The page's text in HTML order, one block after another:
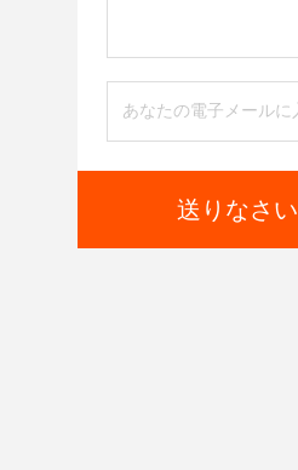
送りなさい